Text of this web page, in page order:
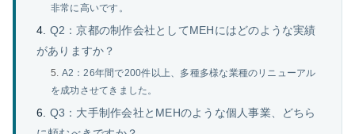
非常に高いです。
Q2：京都の制作会社としてMEHにはどのような実績
がありますか？
A2：26年間で200件以上、多種多様な業種のリニューアル
を成功させてきました。
Q3：大手制作会社とMEHのような個人事業、どちら